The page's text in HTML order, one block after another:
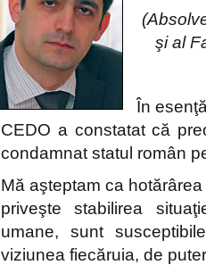
şi al
În
CEDO a constatat că
condamnat statul român
Mă aşteptam ca
priveşte stabilirea
umane, sunt
viziunea fiecăruia, de